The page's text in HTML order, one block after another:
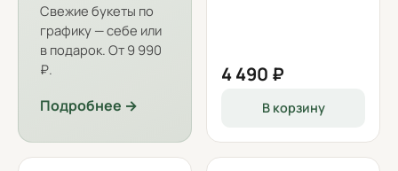
Свежие букеты по
графику — себе или
в подарок. От 9 990
₽.
Подробнее →
4 490 ₽
В корзину